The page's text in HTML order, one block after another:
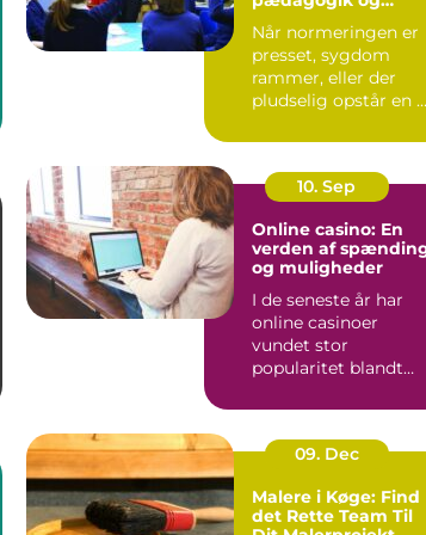
Når normeringen er
presset, sygdom
rammer, eller der
pludselig opstår en
for ...
10. Sep
Online casino: En
verden af
og muligheder
I de seneste år har
online casinoer
vundet stor
popularitet blandt
hele v...
09. Dec
Malere i Køge: Find
det Rette Team Til